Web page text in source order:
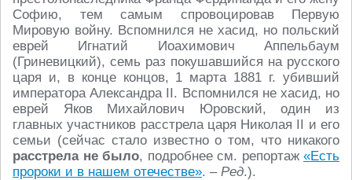
Софию, тем самым спровоцировав Первую
Мировую войну. Вспомнился не хасид, но польский
еврей Игнатий Иоахимович Аппельбаум
(Гриневицкий), семь раз покушавшийся на русского
царя и, в конце концов, 1 марта 1881 г. убивший
императора Александра II. Вспомнился не хасид, но
еврей Яков Михайлович Юровский, один из
главных участников расстрела царя Николая II и его
семьи (сейчас стало известно о том, что никакого
расстрела не было, подробнее см. репортаж «Есть
пророки и в нашем отечестве». – Ред.).